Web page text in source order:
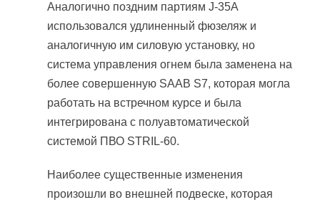
Аналогично поздним партиям J-35A
использовался удлиненный фюзеляж и
аналогичную им силовую установку, но
система управления огнем была заменена на
более совершенную SAAB S7, которая могла
работать на встречном курсе и была
интегрирована с полуавтоматической
системой ПВО STRIL-60.
Наиболее существенные изменения
произошли во внешней подвеске, которая